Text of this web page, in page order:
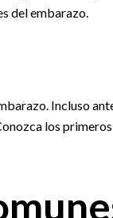
del embarazo.
Incluso
los